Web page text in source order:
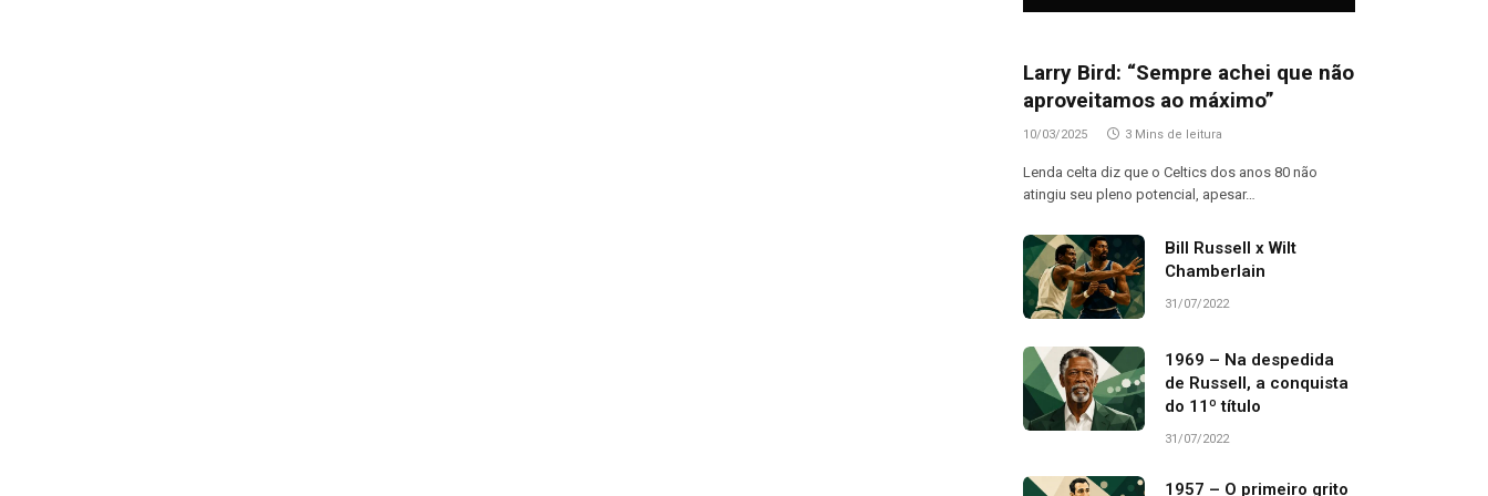
Larry Bird: “Sempre achei que não
aproveitamos ao máximo”
10/03/2025 3 Mins de leitura
Lenda celta diz que o Celtics dos anos 80 não
atingiu seu pleno potencial, apesar…
Bill Russell x Wilt
Chamberlain
31/07/2022
1969 – Na despedida
de Russell, a conquista
do 11º título
31/07/2022
1957 – O primeiro grito